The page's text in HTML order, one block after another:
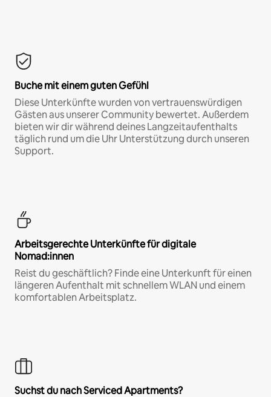
Buche mit einem guten Gefühl
Diese Unterkünfte wurden von vertrauenswürdigen
Gästen aus unserer Community bewertet. Außerdem
bieten wir dir während deines Langzeitaufenthalts
täglich rund um die Uhr Unterstützung durch unseren
Support.
Arbeitsgerechte Unterkünfte für digitale
Nomad:innen
Reist du geschäftlich? Finde eine Unterkunft für einen
längeren Aufenthalt mit schnellem WLAN und einem
komfortablen Arbeitsplatz.
Suchst du nach Serviced Apartments?